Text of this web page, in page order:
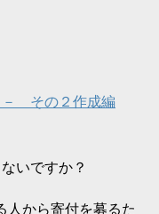
その２作成編
いですか？
人から寄付を募るた